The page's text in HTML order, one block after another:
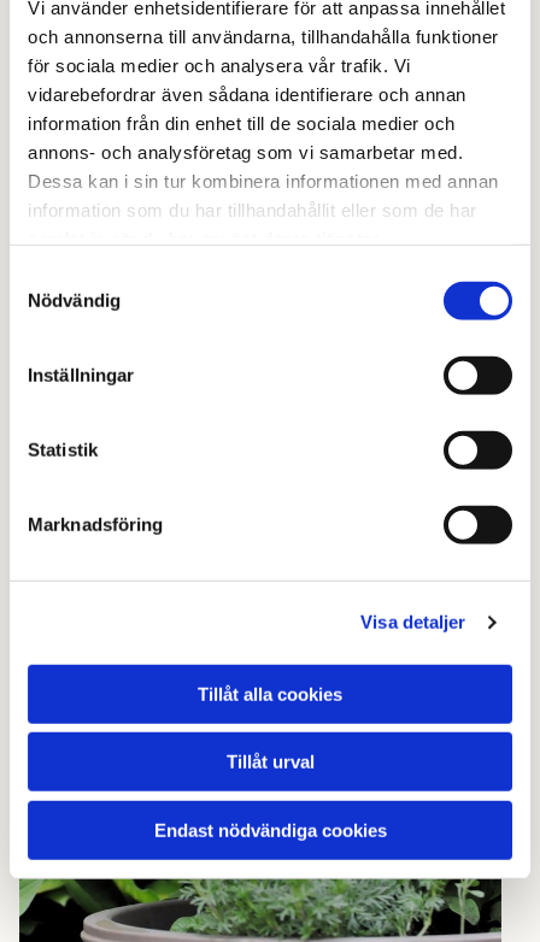
Vi använder enhetsidentifierare för att anpassa innehållet
och annonserna till användarna, tillhandahålla funktioner
för sociala medier och analysera vår trafik. Vi
vidarebefordrar även sådana identifierare och annan
information från din enhet till de sociala medier och
annons- och analysföretag som vi samarbetar med.
Dessa kan i sin tur kombinera informationen med annan
information som du har tillhandahållit eller som de har
Nödvändig
Inställningar
Statistik
Marknadsföring
Visa detaljer
Tillåt alla cookies
Tillåt urval
Endast nödvändiga cookies
Dessutom gör vi flyttstädningar. Du kan be oss
separat om annan specialstädning. Kom ihåg att du
kan få hushållsavdrag för städtjänster.
BE OM EN OFFERT